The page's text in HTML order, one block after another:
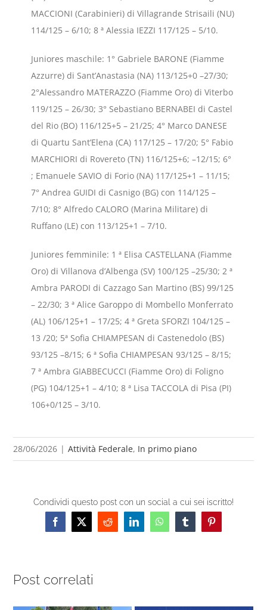
MACCIONI (Carabinieri) di Villagrande Strisaili (NU)
114/125 – 6/10; 8 ª Alessia IEZZI 117/125 – 5/10.
Juniores maschile: 1° Gabriele BARONE (Fiamme
Azzurre) di Sant’Anastasia (NA) 113/125+0 –27/30;
2°Alessandro MATERAZZO (Fiamme Oro) di Viterbo
119/125 – 26/30; 3° Sebastiano BERNABEI di Castel
del Rio (BO) 116/125+5 – 21/25; 4° Marco DANESE
di Quartu Sant’Elena (CA) 117/125 – 17/20; 5° Fabio
MARCHIORI di Rovereto (TN) 116/125+6; –12/15; 6°
; Emanuele SAVIO di Forio (NA) 117/125+1 – 11/15;
7° Andrea GUIDI di Casnigo (BG) con 114/125 –
7/10; 8° Alfredo CALORO (Marina Militare) di
Ruffano (LE) con 113/125+1 – 7/10.
Juniores femminile: 1 ª Elisa CASTELLANA (Fiamme
Oro) di Villanova d’Albenga (SV) 100/125 –25/30; 2 ª
Ambra PARODI di Cazzago San Martino (BS) 99/125
– 22/30; 3 ª Alice Garoppo di Mombello Monferrato
(AL) 106/125+1 – 17/25; 4 ª Greta SFORZI 104/125 –
13 /20; 5ª Sofia CHIAMPESAN di Castenedolo (BS)
93/125 –8/15; 6 ª Sofia CHIAMPESAN 93/125 – 8/15;
7 ª Ambra GIABBECUCCI (Fiamme Oro) di Foligno
(PG) 104/125+1 – 4/10; 8 ª Lisa TACCOLA di Pisa (PI)
106+0/125 – 3/10.
28/06/2026 | Attività Federale, In primo piano
Condividi questo post con un social a cui sei iscritto!
Facebook
X RedditLinkedInWhatsAppTumblrPinterest
Post correlati